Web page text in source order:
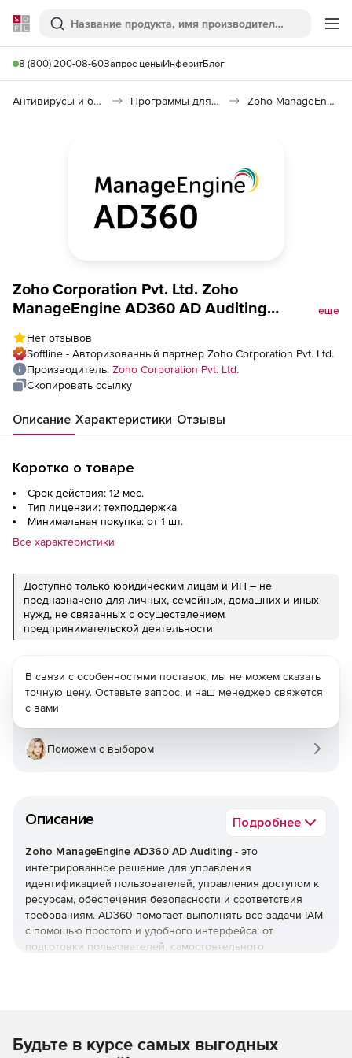
Softline
Поиск
8 (800) 200-08-60Запрос ценыИнферитБлог
Антивирусы и безопасность Программы для защиты информации Zoho ManageEngine AD360 AD Auditing
Zoho Corporation Pvt. Ltd. Zoho
ManageEngine AD360 AD Auditing
Annual), fee for 1000 Windows Servers
еще
Нет отзывов
Softline - Авторизованный партнер Zoho Corporation Pvt. Ltd.
Производитель: Zoho Corporation Pvt. Ltd.
Скопировать ссылку
Описание Характеристики Отзывы
Коротко о товаре
Срок действия: 12 мес.
Тип лицензии: техподдержка
Минимальная покупка: от 1 шт.
Все характеристики
Доступно только юридическим лицам и ИП – не
предназначено для личных, семейных, домашних и иных
нужд, не связанных с осуществлением
предпринимательской деятельности
Описание Подробнее
Zoho ManageEngine AD360 AD Auditing - это
интегрированное решение для управления
идентификацией пользователей, управления доступом к
ресурсам, обеспечения безопасности и соответствия
требованиям. AD360 помогает выполнять все задачи IAM
с помощью простого и удобного интерфейса: от
подготовки пользователей, самостоятельного
Оптимизация управления жизненным циклом
В связи с особенностями поставок, мы не можем сказать
точную цену. Оставьте запрос, и наш менеджер свяжется
с вами
Поможем с выбором
Будьте в курсе самых выгодных